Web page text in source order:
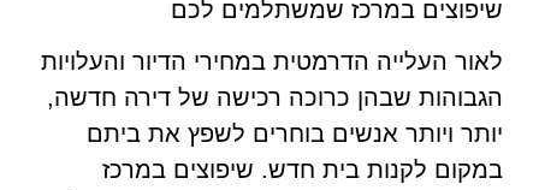
שיפוצים במרכז שמשתלמים לכם
לאור העלייה הדרמטית במחירי הדיור והעלויות
הגבוהות שבהן כרוכה רכישה של דירה חדשה,
יותר ויותר אנשים בוחרים לשפץ את ביתם
במקום לקנות בית חדש. שיפוצים במרכז